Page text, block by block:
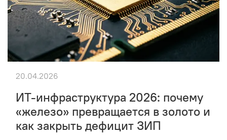
ИТ-инфраструктура 2026: почему
«железо» превращается в золото и
как закрыть дефицит ЗИП
20.04.2026